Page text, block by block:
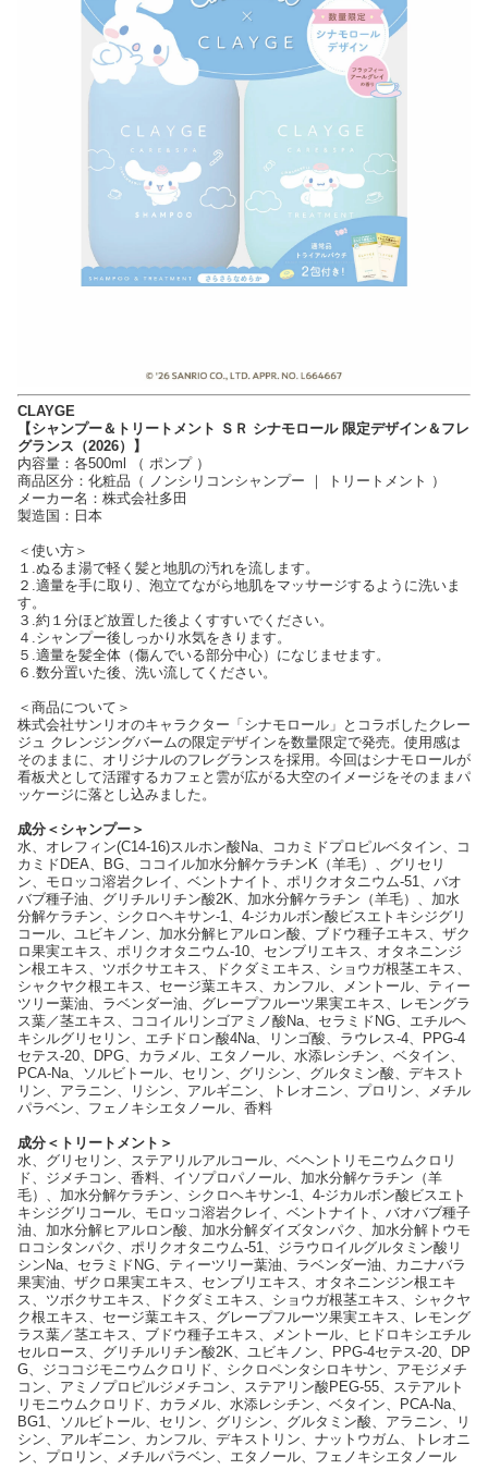
CLAYGE
【シャンプー＆トリートメント ＳＲ シナモロール 限定デザイン＆フレ
グランス（2026）】
内容量：各500ml （ ポンプ ）
商品区分：化粧品（ ノンシリコンシャンプー ｜ トリートメント ）
メーカー名：株式会社多田
製造国：日本
＜使い方＞
１.ぬるま湯で軽く髪と地肌の汚れを流します。
２.適量を手に取り、泡立てながら地肌をマッサージするように洗いま
す。
３.約１分ほど放置した後よくすすいでください。
４.シャンプー後しっかり水気をきります。
５.適量を髪全体（傷んでいる部分中心）になじませます。
６.数分置いた後、洗い流してください。
＜商品について＞
株式会社サンリオのキャラクター「シナモロール」とコラボしたクレー
ジュ クレンジングバームの限定デザインを数量限定で発売。使用感は
そのままに、オリジナルのフレグランスを採用。今回はシナモロールが
看板犬として活躍するカフェと雲が広がる大空のイメージをそのままパ
ッケージに落とし込みました。
成分＜シャンプー＞
水、オレフィン(C14-16)スルホン酸Na、コカミドプロピルベタイン、コ
カミドDEA、BG、ココイル加水分解ケラチンK（羊毛）、グリセリ
ン、モロッコ溶岩クレイ、ベントナイト、ポリクオタニウム-51、バオ
バブ種子油、グリチルリチン酸2K、加水分解ケラチン（羊毛）、加水
分解ケラチン、シクロヘキサン-1、4-ジカルボン酸ビスエトキシジグリ
コール、ユビキノン、加水分解ヒアルロン酸、ブドウ種子エキス、ザク
ロ果実エキス、ポリクオタニウム-10、センブリエキス、オタネニンジ
ン根エキス、ツボクサエキス、ドクダミエキス、ショウガ根茎エキス、
シャクヤク根エキス、セージ葉エキス、カンフル、メントール、ティー
ツリー葉油、ラベンダー油、グレープフルーツ果実エキス、レモングラ
ス葉／茎エキス、ココイルリンゴアミノ酸Na、セラミドNG、エチルヘ
キシルグリセリン、エチドロン酸4Na、リンゴ酸、ラウレス-4、PPG-4
セテス-20、DPG、カラメル、エタノール、水添レシチン、ベタイン、
PCA-Na、ソルビトール、セリン、グリシン、グルタミン酸、デキスト
リン、アラニン、リシン、アルギニン、トレオニン、プロリン、メチル
パラベン、フェノキシエタノール、香料
成分＜トリートメント＞
水、グリセリン、ステアリルアルコール、ベヘントリモニウムクロリ
ド、ジメチコン、香料、イソプロパノール、加水分解ケラチン（羊
毛）、加水分解ケラチン、シクロヘキサン-1、4-ジカルボン酸ビスエト
キシジグリコール、モロッコ溶岩クレイ、ベントナイト、バオバブ種子
油、加水分解ヒアルロン酸、加水分解ダイズタンパク、加水分解トウモ
ロコシタンパク、ポリクオタニウム-51、ジラウロイルグルタミン酸リ
シンNa、セラミドNG、ティーツリー葉油、ラベンダー油、カニナバラ
果実油、ザクロ果実エキス、センブリエキス、オタネニンジン根エキ
ス、ツボクサエキス、ドクダミエキス、ショウガ根茎エキス、シャクヤ
ク根エキス、セージ葉エキス、グレープフルーツ果実エキス、レモング
ラス葉／茎エキス、ブドウ種子エキス、メントール、ヒドロキシエチル
セルロース、グリチルリチン酸2K、ユビキノン、PPG-4セテス-20、DP
G、ジココジモニウムクロリド、シクロペンタシロキサン、アモジメチ
コン、アミノプロピルジメチコン、ステアリン酸PEG-55、ステアルト
リモニウムクロリド、カラメル、水添レシチン、ベタイン、PCA-Na、
BG1、ソルビトール、セリン、グリシン、グルタミン酸、アラニン、リ
シン、アルギニン、カンフル、デキストリン、ナットウガム、トレオニ
ン、プロリン、メチルパラベン、エタノール、フェノキシエタノール